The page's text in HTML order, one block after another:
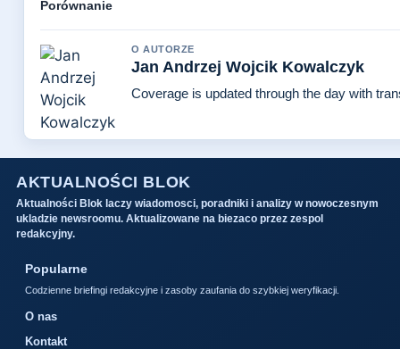
Porównanie
O AUTORZE
Jan Andrzej Wojcik Kowalczyk
Coverage is updated through the day with
AKTUALNOŚCI BLOK
Aktualności Blok laczy wiadomosci, poradniki i analizy w nowoczesnym
ukladzie newsroomu. Aktualizowane na biezaco przez zespol
redakcyjny.
Popularne
Codzienne briefingi redakcyjne i zasoby zaufania do szybkiej weryfikacji.
O nas
Kontakt